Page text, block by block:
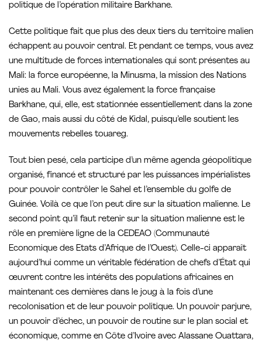
politique de l’opération militaire Barkhane.
Cette politique fait que plus des deux tiers du territoire malien
échappent au pouvoir central. Et pendant ce temps, vous avez
une multitude de forces internationales qui sont présentes au
Mali: la force européenne, la Minusma, la mission des Nations
unies au Mali. Vous avez également la force française
Barkhane, qui, elle, est stationnée essentiellement dans la zone
de Gao, mais aussi du côté de Kidal, puisqu’elle soutient les
mouvements rebelles touareg.
Tout bien pesé, cela participe d’un même agenda géopolitique
organisé, financé et structuré par les puissances impérialistes
pour pouvoir contrôler le Sahel et l’ensemble du golfe de
Guinée. Voilà ce que l’on peut dire sur la situation malienne. Le
second point qu’il faut retenir sur la situation malienne est le
rôle en première ligne de la CEDEAO (Communauté
Economique des Etats d’Afrique de l’Ouest). Celle-ci apparaît
aujourd’hui comme un véritable fédération de chefs d’État qui
œuvrent contre les intérêts des populations africaines en
maintenant ces dernières dans le joug à la fois d’une
recolonisation et de leur pouvoir politique. Un pouvoir parjure,
un pouvoir d’échec, un pouvoir de routine sur le plan social et
économique, comme en Côte d’Ivoire avec Alassane Ouattara,